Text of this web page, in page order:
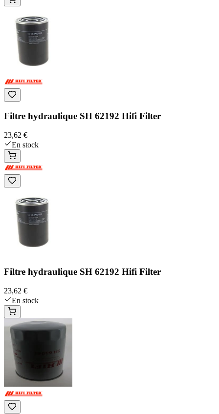
Filtre hydraulique SH 62192 Hifi Filter
23,62 €
En stock
Filtre hydraulique SH 62192 Hifi Filter
23,62 €
En stock